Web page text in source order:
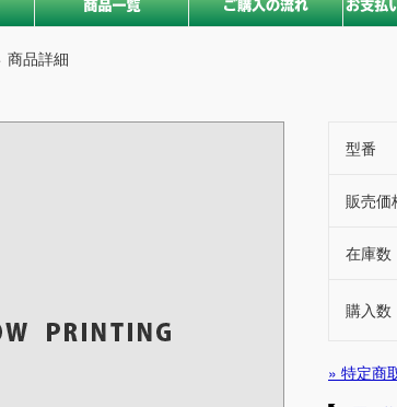
商品詳細
型番
販売価
在庫数
購入数
» 特定商